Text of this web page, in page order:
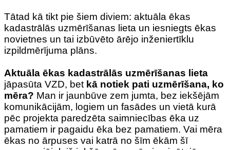
Tātad kā tikt pie šiem diviem: aktuāla ēkas
kadastrālās uzmērīšanas lieta un iesniegts ēkas
novietnes un tai izbūvēto ārējo inženiertīklu
izpildmērījuma plāns.
Aktuāla ēkas kadastrālās uzmērīšanas lieta
jāpasūta VZD, bet kā notiek pati uzmērīšana, ko
mēra? Man ir jaunbūve zem jumta, bez iekšējām
komunikācijām, logiem un fasādes un vietā kurā
pēc projekta paredzēta saimniecības ēka uz
pamatiem ir pagaidu ēka bez pamatiem. Vai mēra
ēkas no ārpuses vai katrā no šīm ēkām šī